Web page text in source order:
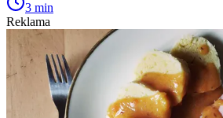
3 min
Reklama